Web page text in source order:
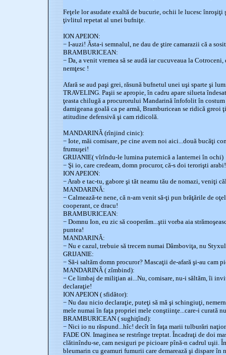
Feţele lor asudate exaltă de bucurie, ochii le lucesc
ţivlitul repetat al unei bufniţe.
ION APEION:
− I-auzi! Ăsta-i semnalul, ne dau de ştire camarazii că a
BRAMBURICEAN:
− Da, a venit vremea să se audă iar cucuveaua la
nemţesc !
Afară se aud paşi grei, răsună bufnetul unei uşi sparte şi
TRAVELING. Paşii se apropie, în cadru apare silueta
ţeasta chilugă a procurorului Mandarină înfofolit în
damigeana goală ca pe armă, Bramburicean se ridică greoi
atitudine defensivă şi cam ridicolă.
MANDARINĂ (rînjind cinic):
− Iote, măi comisare, pe cine avem noi aici...două bucăţi
frumuşei!
GRIJANIE( vîrîndu-le lumina puternică a lanternei în ochi)
− Şi io, care credeam, domn procuror, că-s doi terorişti arabi!
ION APEION:
− Arab e tac-tu, gabore şi tăt neamu tău de nomazi, veniţi
MANDARINĂ:
− Calmează-te nene, că n-am venit să-ţi pun brăţările de
cooperant, ce dracu!
BRAMBURICEAN:
− Domnu Ion, eu zic să cooperăm...ştii vorba aia
puntea!
MANDARINĂ:
− Nu e cazul, trebuie să trecem numai Dâmboviţa, nu
GRIJANIE:
− Să-i saltăm domn procuror? Mascaţii de-afară şi-au cam
MANDARINĂ ( zîmbind):
− Ce limbaj de miliţian ai...Nu, comisare, nu-i săltăm, îi
declaraţie!
ION APEION ( sfidător):
− Nu dau nicio declaraţie, puteţi să mă şi schingiuţi,
mele numai în faţa propriei mele conştiinţe...care-i curată
BRAMBURICEAN ( sughiţînd):
− Nici io nu răspund...hîc! decît în faţa marii tulburări
FADE ON. Imaginea se restrînge treptat. Încadraţi de doi
clătinîndu-se, cam nesiguri pe picioare pînă-n cadrul uşii.
bleumarin cu geamuri fumurii care demarează şi dispare în